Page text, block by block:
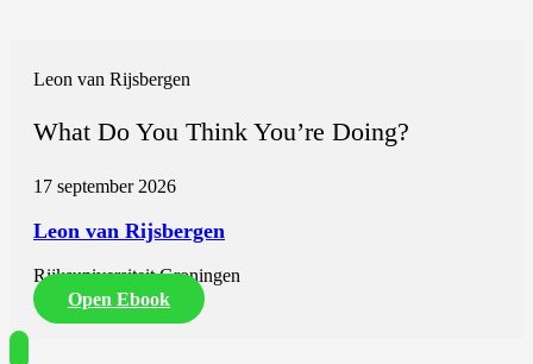
Leon van Rijsbergen
What Do You Think You’re Doing?
17 september 2026
Leon van Rijsbergen
Rijksuniversiteit Groningen
Open Ebook